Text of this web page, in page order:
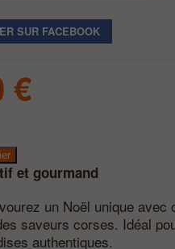
SUR FACEBOOK
€
et gourmand
un Noël unique
saveurs corses. Idéal
authentiques.